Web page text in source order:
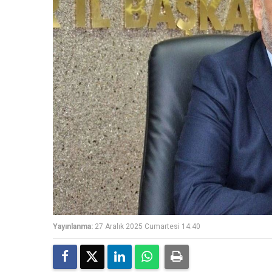
Yayınlanma: 27 Aralık 2025 Cumartesi 14:40